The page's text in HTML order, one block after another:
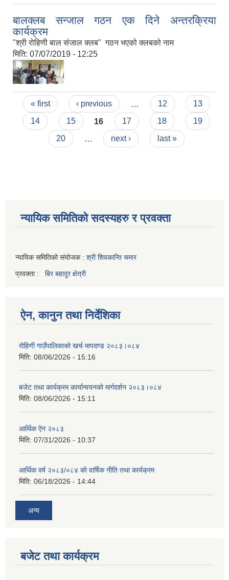
बालक्लब सन्जाल गठन एक दिने अन्तरक्रिया
कार्यक्रम
"श्री रोहिणी बाल संजाल क्लब" गठन भएको क्लबको नाम
मिति: 07/07/2019 - 12:25
Pages
« first ‹ previous 12
13
14
15 16 17 18
19
20
next › last »
न्यायिक समितिको सदस्यहरु र प्रवक्ता
न्यायिक समितिको संयोजक : श्री शिवकान्ति चमार
प्रवक्ता : बिर बहादुर क्षेत्री
ऐन, कानुन तथा निर्देशिका
रोहिणी गाउँपालिकाको खर्च मापदण्ड २०८३।०८४
मिति: 08/06/2026 - 15:16
बजेट तथा कार्यक्रम कार्यान्वयनको मार्गदर्शन २०८३।०८४
मिति: 08/06/2026 - 15:11
आर्थिक ऐन २०८३
मिति: 07/31/2026 - 10:37
आर्थिक वर्ष २०८३/०८४ को वार्षिक नीति तथा कार्यक्रम
मिति: 06/18/2026 - 14:44
अन्य
बजेट तथा कार्यक्रम